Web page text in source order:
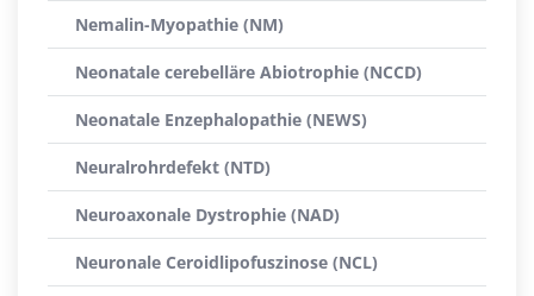
Nemalin-Myopathie (NM)
Neonatale cerebelläre Abiotrophie (NCCD)
Neonatale Enzephalopathie (NEWS)
Neuralrohrdefekt (NTD)
Neuroaxonale Dystrophie (NAD)
Neuronale Ceroidlipofuszinose (NCL)